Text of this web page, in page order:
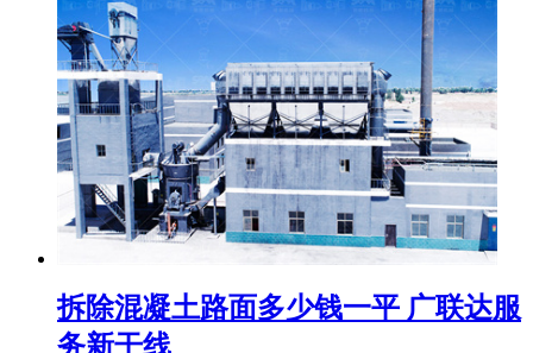
拆除混凝土路面多少钱一平 广联达服
务新干线